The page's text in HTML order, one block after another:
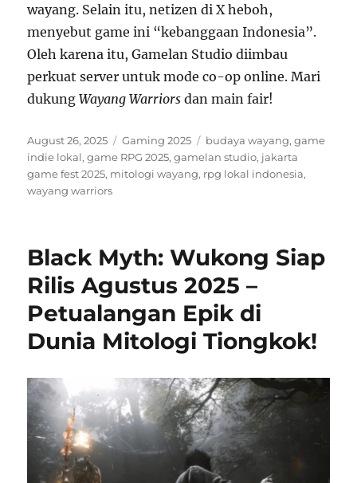
wayang. Selain itu, netizen di X heboh,
menyebut game ini “kebanggaan Indonesia”.
Oleh karena itu, Gamelan Studio diimbau
perkuat server untuk mode co-op online. Mari
dukungWayang Warriors dan main fair!
Posted
on
August 26, 2025 Categories
Gaming 2025 Tags
budaya wayang,game
indie lokal,game RPG 2025,gamelan studio, jakarta
game fest 2025, mitologi wayang, rpg lokal indonesia,
wayang warriors
Black Myth: Wukong Siap
Rilis Agustus 2025 –
Petualangan Epik di
Dunia Mitologi Tiongkok!